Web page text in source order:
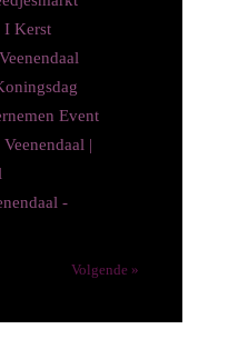
I Kerst
Event
|
-
Volgende »